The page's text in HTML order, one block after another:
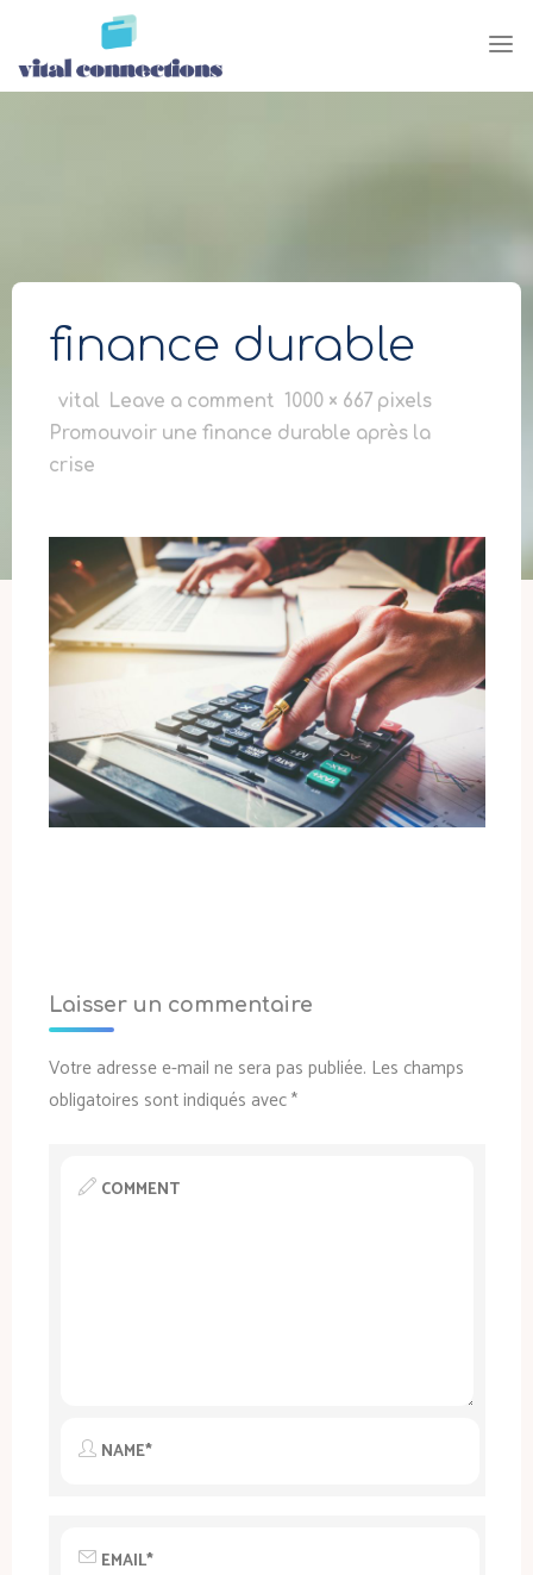
content
finance durable
vital Leave a comment Full
size
1000 × 667 pixels
Promouvoir une finance durable après la
crise
Laisser un commentaire
Votre adresse e-mail ne sera pas publiée. Les champs
obligatoires sont indiqués avec*